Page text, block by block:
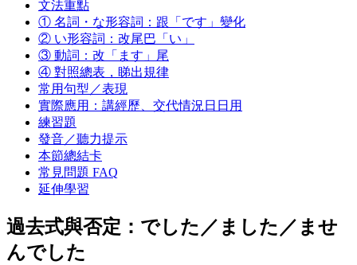
文法重點
① 名詞・な形容詞：跟「です」變化
② い形容詞：改尾巴「い」
③ 動詞：改「ます」尾
④ 對照總表，睇出規律
常用句型／表現
實際應用：講經歷、交代情況日日用
練習題
發音／聽力提示
本節總結卡
常見問題 FAQ
延伸學習
過去式與否定：でした／ました／ませ
んでした